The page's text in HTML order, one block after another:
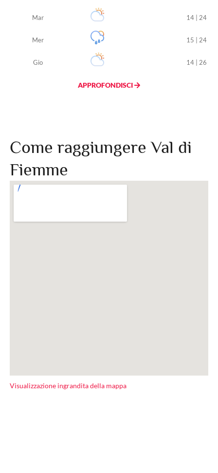
Mar 14 | 24
Mer 15 | 24
Gio 14 | 26
APPROFONDISCI
Come raggiungere Val di
Fiemme
Visualizzazione ingrandita della mappa